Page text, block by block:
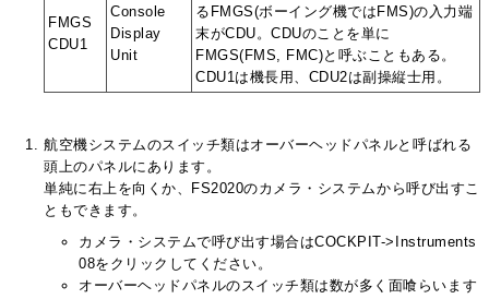
FMGS
CDU1
Console
Display
Unit
るFMGS(ボーイング機ではFMS)の入力端
末がCDU。CDUのことを単に
FMGS(FMS, FMC)と呼ぶこともある。
CDU1は機長用、CDU2は副操縦士用。
航空機システムのスイッチ類はオーバーヘッドパネルと呼ばれる
頭上のパネルにあります。
単純に右上を向くか、FS2020のカメラ・システムから呼び出すこ
ともできます。
カメラ・システムで呼び出す場合はCOCKPIT->Instruments
08をクリックしてください。
オーバーヘッドパネルのスイッチ類は数が多く面喰らいます